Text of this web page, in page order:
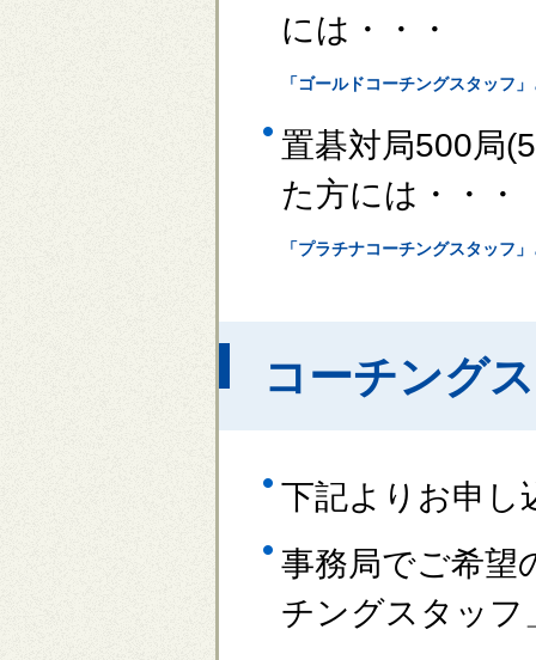
には・・・
「ゴールドコーチングスタッフ
置碁対局500局
た方には・・・
「プラチナコーチングスタッフ
コーチング
下記よりお申し
事務局でご希望
チングスタッフ